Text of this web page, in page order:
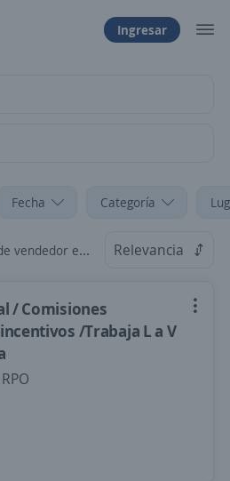
Ingresar
Fecha Categoría
en Piura Relevancia
/ Comisiones
/Trabaja L a V